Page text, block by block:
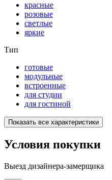
красные
розовые
светлые
яркие
Тип
готовые
модульные
встроенные
для студии
для гостиной
Показать все характеристики
Условия покупки
Выезд дизайнера-замерщика